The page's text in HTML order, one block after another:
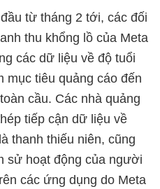
từ tháng 2 tới, các đối
thu khổng lồ của Meta
các dữ liệu về độ tuổi
mục tiêu quảng cáo đến
cầu. Các nhà quảng
tiếp cận dữ liệu về
thanh thiếu niên, cũng
sử hoạt động của người
các ứng dụng do Meta